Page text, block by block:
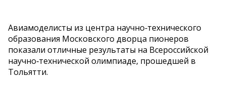
Авиамоделисты из центра научно‑технического
образования Московского дворца пионеров
показали отличные результаты на Всероссийской
научно‑технической олимпиаде, прошедшей в
Тольятти.